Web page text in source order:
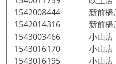
1542008444 新前橋
1542014316 新前橋
1543003466 小山店
1543016170 小山店
1543016195 小山店